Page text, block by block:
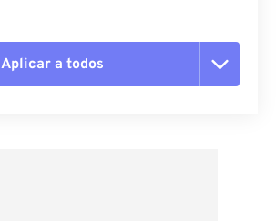
Aplicar a todos